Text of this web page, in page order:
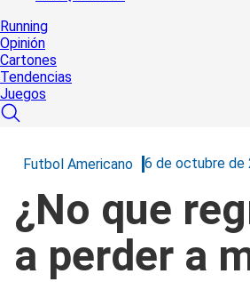
Running
Opinión
Cartones
Tendencias
Juegos
Futbol Americano 6 de octubre de
¿No que
a perder a